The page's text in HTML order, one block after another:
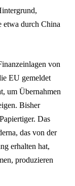
etwa durch China
von
EU gemeldet
um Übernahmen
Bisher
Das
das von der
erhalten hat,
produzieren